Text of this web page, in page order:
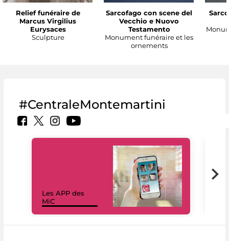
Relief funéraire de
Marcus Virgilius
Eurysaces
Sculpture
Sarcofago con scene del
Vecchio e Nuovo
Testamento
Monument funéraire et les
ornements
#CentraleMontemartini
Les APP des
MiC